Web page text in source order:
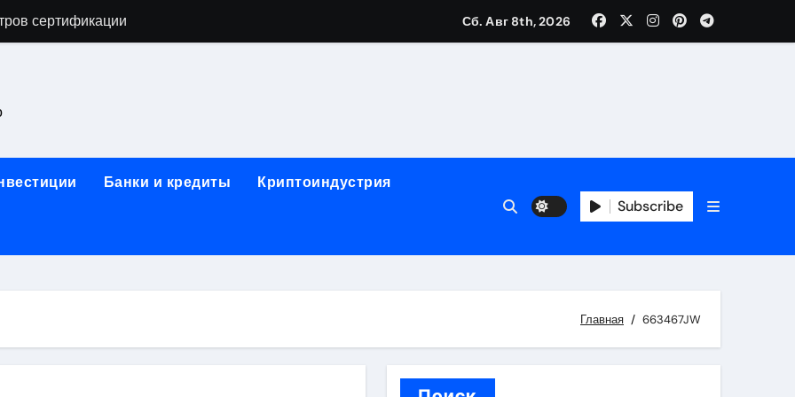
сертификации
и электрооборудование для ногтевого сервиса, наращивания ресниц и депиляции
базальтового теплоизоляционного шнура разных диаметров
для освоения актуальных профессий онлайн
данных назначение и виды
Сб. Авг 8th, 2026
Банки и кредиты Криптоиндустрия
Subscribe
Главная 663467JW